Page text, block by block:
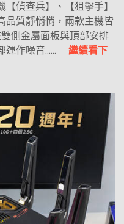
偵查兵】、【狙擊手】
品質靜悄悄，兩款主機皆
側金屬面板與頂部安排
運作噪音...... 繼續看下